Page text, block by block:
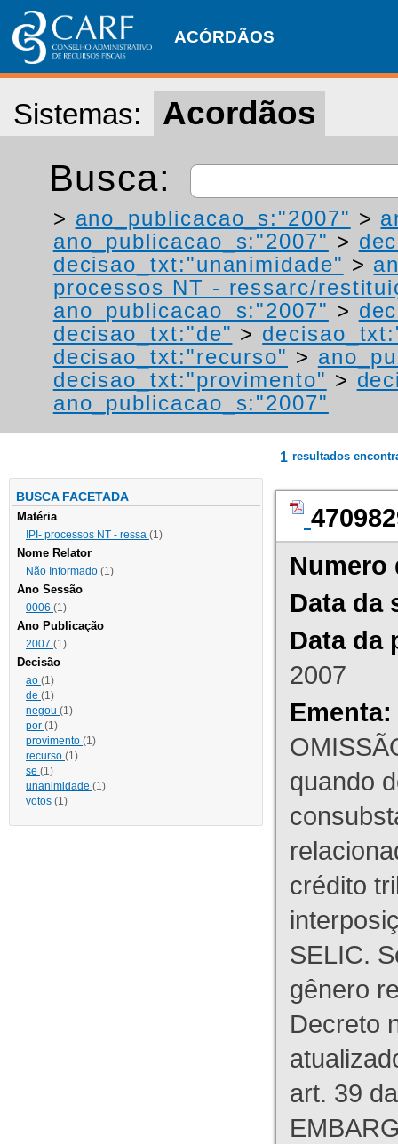
ACÓRDÃOS
Sistemas: Acordãos
Busca:
> ano_publicacao_s:"2007" >
ano_publicacao_s:"2007" >
decisao_txt:"unanimidade" >
processos NT - ressarc/
ano_publicacao_s:"2007" >
decisao_txt:"de" >
decisao_txt:"recurso" >
decisao_txt:"provimento" >
ano_publicacao_s:"2007"
BUSCA FACETADA
Matéria
IPI- processos NT - ressa (1)
Nome Relator
Não Informado (1)
Ano Sessão
0006 (1)
Ano Publicação
2007 (1)
Decisão
ao (1)
de (1)
negou (1)
por (1)
provimento (1)
recurso (1)
se (1)
unanimidade (1)
votos (1)
1 resultados
Numero
Data da
Data da
2007
Ementa:
quando
crédito
SELIC.
gênero
Decreto
art. 39